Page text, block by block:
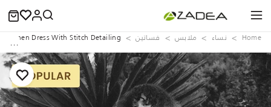
Home نساء ملابس فساتين Linen Dress With Stitch Detailing